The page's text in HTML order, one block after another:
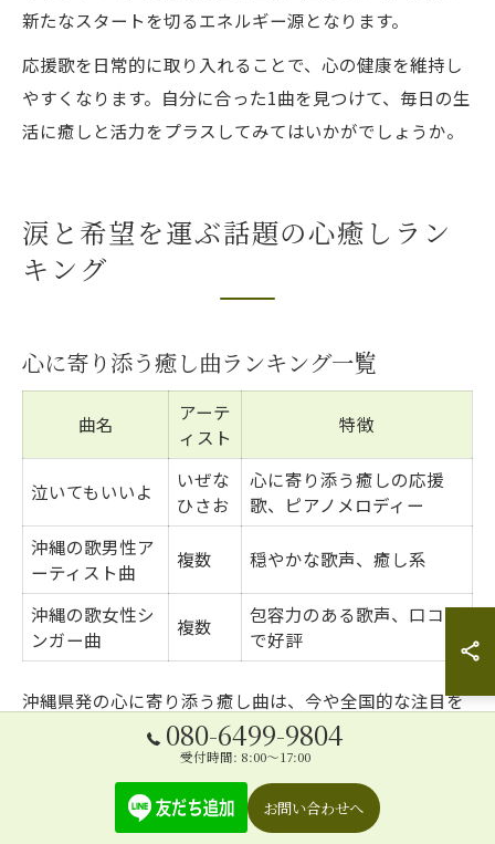
新たなスタートを切るエネルギー源となります。
応援歌を日常的に取り入れることで、心の健康を維持し
やすくなります。自分に合った1曲を見つけて、毎日の生
活に癒しと活力をプラスしてみてはいかがでしょうか。
涙と希望を運ぶ話題の心癒しラン
キング
心に寄り添う癒し曲ランキング一覧
曲名
アーテ
ィスト
特徴
泣いてもいいよ
いぜな
ひさお
心に寄り添う癒しの応援
歌、ピアノメロディー
沖縄の歌男性ア
ーティスト曲
複数 穏やかな歌声、癒し系
沖縄の歌女性シ
ンガー曲
複数
包容力のある歌声、口コミ
で好評
沖縄県発の心に寄り添う癒し曲は、今や全国的な注目を
集めています。中でも「泣いてもいいよ」（歌唱：いぜ
なひさお）は、🌸心に寄り添う癒しの応援歌🌸として多
くのリスナーから圧倒的な支持を受けており、失恋や人
生の困難に直面した人々の心をそっと包みこんでいま
080-6499-9804
受付時間: 8:00～17:00
お問い合わせへ